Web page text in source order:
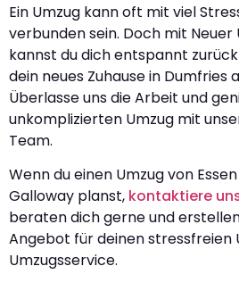
Ein Umzug kann oft mit viel
verbunden sein. Doch mit Neuer
kannst du dich entspannt
dein neues Zuhause in Dumfries
Überlasse uns die Arbeit und
unkomplizierten Umzug mit
Team.
Wenn du einen Umzug von
Galloway planst, kontaktiere
beraten dich gerne und
Angebot für deinen stressfreien
Umzugsservice.